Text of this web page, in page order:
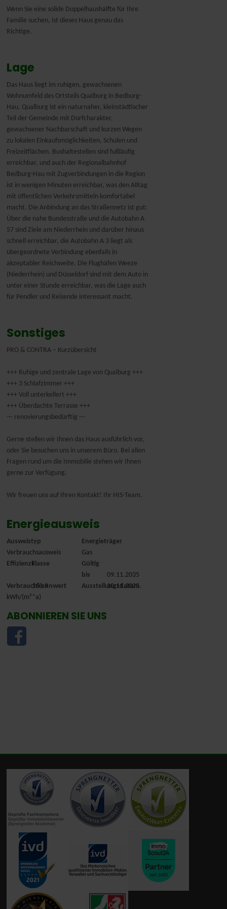
Wenn Sie eine solide Doppelhaushälfte für Ihre
Familie suchen, ist dieses Haus genau das
Richtige.
Lage
Das Haus liegt im ruhigen, gewachsenen
Wohnumfeld des Ortsteils Qualburg in Bedburg-
Hau. Qualburg ist ein naturnaher, kleinstädtischer
Teil der Gemeinde mit Dorfcharakter,
gewachsener Nachbarschaft und kurzen Wegen
zu lokalen Einkaufsmöglichkeiten, Schulen und
Freizeitflächen. Bushaltestellen sind fußläufig
erreichbar, und auch der Regionalbahnhof
Bedburg-Hau mit Zugverbindungen in die Region
ist in wenigen Minuten erreichbar, was den Alltag
mit öffentlichen Verkehrsmitteln komfortabel
macht. Die Anbindung an das Straßennetz ist gut:
Über die nahe Bundesstraße und die Autobahn A
57 sind Ziele am Niederrhein und darüber hinaus
schnell erreichbar, die Autobahn A 3 liegt als
übergeordnete Verbindung ebenfalls in
akzeptabler Reichweite. Die Flughäfen Weeze
(Niederrhein) und Düsseldorf sind mit dem Auto in
unter einer Stunde erreichbar, was die Lage auch
für Pendler und Reisende interessant macht.
Sonstiges
PRO & CONTRA – Kurzübersicht
+++ Ruhige und zentrale Lage von Qualburg +++
+++ 3 Schlafzimmer +++
+++ Voll unterkellert +++
+++ Überdachte Terrasse +++
--- renovierungsbedürftig ---
Gerne stellen wir Ihnen das Haus ausführlich vor,
oder Sie besuchen uns in unserem Büro. Bei allen
Fragen rund um die Immobilie stehen wir Ihnen
gerne zur Verfügung.
Wir freuen uns auf Ihren Kontakt! Ihr HIS-Team.
Energieausweis
Ausweistyp
Verbrauchsausweis
Energieträger
Gas
Effizienzklasse
F
Gültig
bis
09.11.2035
Verbrauchkennwert
163.9
kWh/(m²*a)
Ausstellungsdatum
10.11.2025.
ABONNIEREN SIE UNS